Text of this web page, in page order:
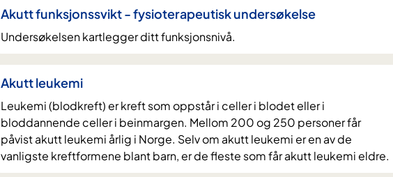
Akutt funksjonssvikt - fysioterapeutisk undersøkelse
Undersøkelsen kartlegger ditt funksjonsnivå.
Akutt leukemi
Leukemi (blodkreft) er kreft som oppstår i celler i blodet eller i
bloddannende celler i beinmargen. Mellom 200 og 250 personer får
påvist akutt leukemi årlig i Norge. Selv om akutt leukemi er en av de
vanligste kreftformene blant barn, er de fleste som får akutt leukemi eldre.